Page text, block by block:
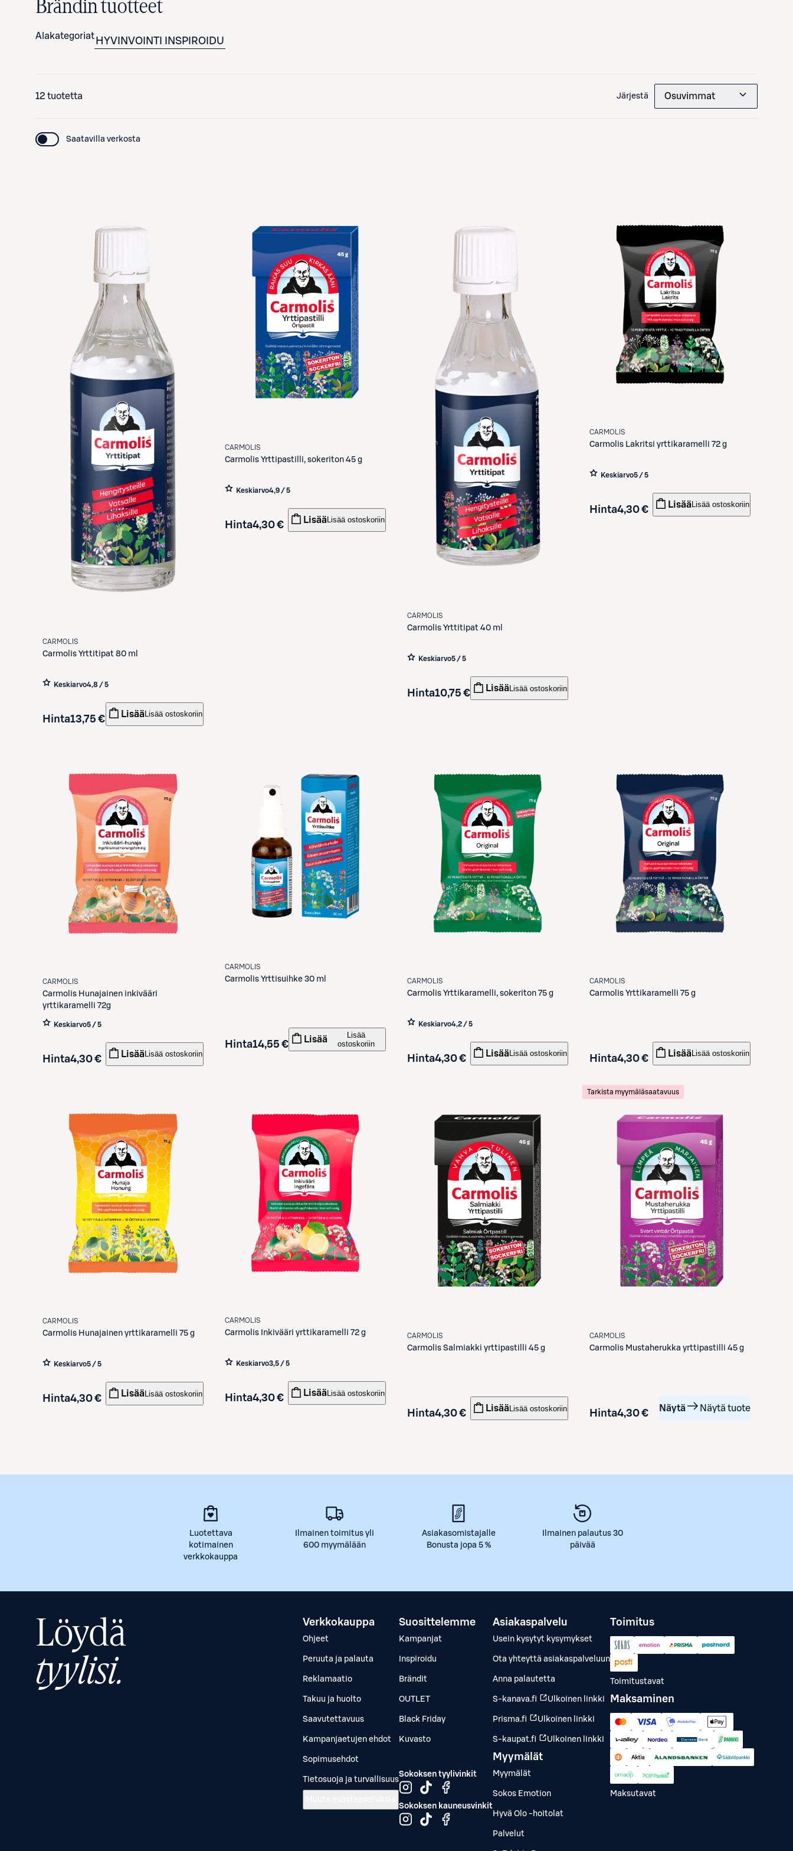
Brändin tuotteet
Alakategoriat HYVINVOINTI INSPIROIDU
12 tuotetta Järjestä Osuvimmat
Saatavilla verkosta
CARMOLIS
Carmolis Yrttitipat 80 ml
Keskiarvo4,8 / 5
Hinta13,75 € Lisää Lisää ostoskoriin
CARMOLIS
Carmolis Yrttipastilli, sokeriton 45 g
Keskiarvo4,9 / 5
Hinta4,30 € Lisää Lisää ostoskoriin
CARMOLIS
Carmolis Yrttitipat 40 ml
Keskiarvo5 / 5
Hinta10,75 € Lisää Lisää ostoskoriin
CARMOLIS
Carmolis Lakritsi yrttikaramelli 72 g
Keskiarvo5 / 5
Hinta4,30 € Lisää Lisää ostoskoriin
CARMOLIS
Carmolis Hunajainen inkivääri
yrttikaramelli 72g
Keskiarvo5 / 5
Hinta4,30 € Lisää Lisää ostoskoriin
CARMOLIS
Carmolis Yrttisuihke 30 ml
Hinta14,55 € Lisää
Lisää
ostoskoriin
CARMOLIS
Carmolis Yrttikaramelli, sokeriton 75 g
Keskiarvo4,2 / 5
Hinta4,30 € Lisää Lisää ostoskoriin
CARMOLIS
Carmolis Yrttikaramelli 75 g
Hinta4,30 € Lisää Lisää ostoskoriin
CARMOLIS
Carmolis Hunajainen yrttikaramelli 75 g
Keskiarvo5 / 5
Hinta4,30 € Lisää Lisää ostoskoriin
CARMOLIS
Carmolis Inkivääri yrttikaramelli 72 g
Keskiarvo3,5 / 5
Hinta4,30 € LisääLisää ostoskoriin
CARMOLIS
Carmolis Salmiakki yrttipastilli 45 g
Hinta4,30 € LisääLisää ostoskoriin
Tarkista myymäläsaatavuus
CARMOLIS
Carmolis Mustaherukka yrttipastilli 45 g
Hinta4,30 € Näytä Näytä tuote
Luotettava
kotimainen
verkkokauppa
Ilmainen toimitus yli
600 myymälään
Asiakasomistajalle
Bonusta jopa 5 %
Ilmainen palautus 30
päivää
Löydä
tyylisi.
Verkkokauppa
Ohjeet
Peruuta ja palauta
Reklamaatio
Takuu ja huolto
Saavutettavuus
Kampanjaetujen ehdot
Sopimusehdot
Tietosuoja ja turvallisuus
Suosittelemme
Kampanjat
Inspiroidu
Brändit
OUTLET
Black Friday
Kuvasto
Sokoksen tyylivinkit
Sokoksen kauneusvinkit
Asiakaspalvelu
Usein kysytyt kysymykset
Ota yhteyttä asiakaspalveluun
Anna palautetta
S-kanava.fi Ulkoinen linkki
Prisma.fi Ulkoinen linkki
S-kaupat.fi Ulkoinen linkki
Myymälät
Myymälät
Sokos Emotion
Hyvä Olo -hoitolat
Palvelut
Toimitus
Toimitustavat
Maksaminen
Maksutavat